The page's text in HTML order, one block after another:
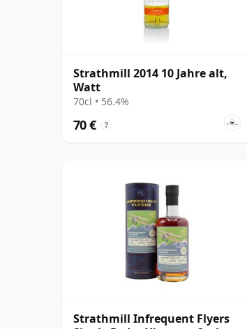
Strathmill 2014 10 Jahre alt,
Watt
70cl • 56.4%
70 € ?
Strathmill Infrequent Flyers